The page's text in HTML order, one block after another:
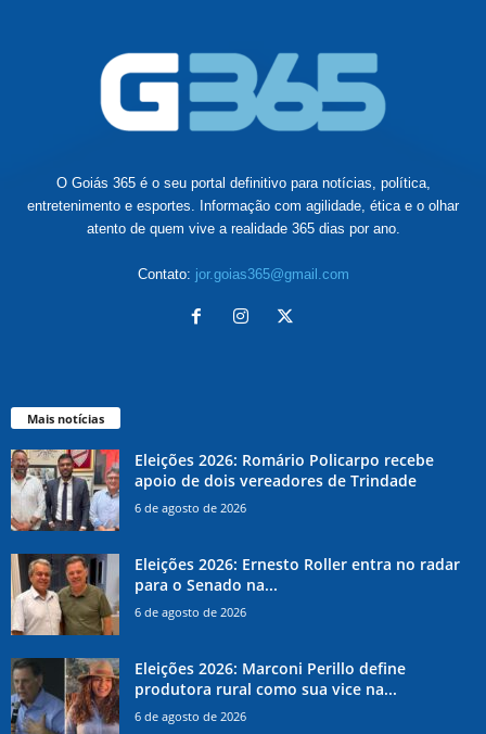
O Goiás 365 é o seu portal definitivo para notícias, política,
entretenimento e esportes. Informação com agilidade, ética e o olhar
atento de quem vive a realidade 365 dias por ano.
Contato: jor.goias365@gmail.com
Mais notícias
Eleições 2026: Romário Policarpo recebe
apoio de dois vereadores de Trindade
6 de agosto de 2026
Eleições 2026: Ernesto Roller entra no radar
para o Senado na...
6 de agosto de 2026
Eleições 2026: Marconi Perillo define
produtora rural como sua vice na...
6 de agosto de 2026